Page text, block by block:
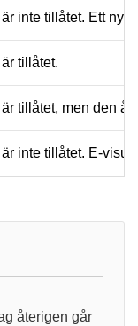
är inte tillåtet. Ett nytt
är tillåtet.
är tillåtet, men den
är inte tillåtet. E-
återigen går